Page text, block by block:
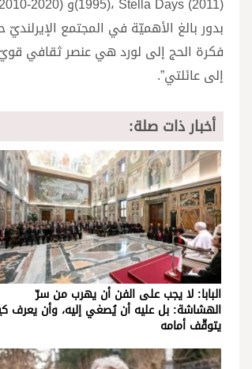
بدور بالغ الأهميّة في المجتمع
فكرة الحج إلى لورد هي عنصر ثقافي قويّ
إلى عائلتي”.
أخبار ذات صلة:
البابا: لا يجب على الفن أن يهرب من سرّ
الهشاشة: بل عليه أن يُصغي إليه، وأن يعرف
يتوقّف أمامه